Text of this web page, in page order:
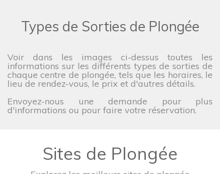
Types de Sorties de Plongée
Voir dans les images ci-dessus toutes les
informations sur les différents types de sorties de
chaque centre de plongée, tels que les horaires, le
lieu de rendez-vous, le prix et d'autres détails.
Envoyez-nous une demande pour plus
d'informations ou pour faire votre réservation.
Sites de Plongée